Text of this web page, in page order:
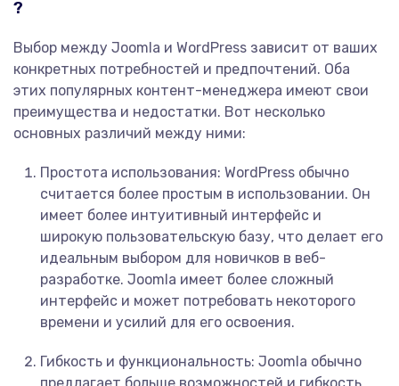
?
Выбор между Joomla и WordPress зависит от ваших
конкретных потребностей и предпочтений. Оба
этих популярных контент-менеджера имеют свои
преимущества и недостатки. Вот несколько
основных различий между ними:
Простота использования: WordPress обычно
считается более простым в использовании. Он
имеет более интуитивный интерфейс и
широкую пользовательскую базу, что делает его
идеальным выбором для новичков в веб-
разработке. Joomla имеет более сложный
интерфейс и может потребовать некоторого
времени и усилий для его освоения.
Гибкость и функциональность: Joomla обычно
предлагает больше возможностей и гибкость,